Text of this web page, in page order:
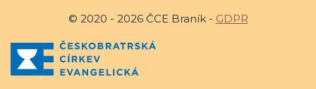
© 2020 - 2026 ČCE Braník - GDPR